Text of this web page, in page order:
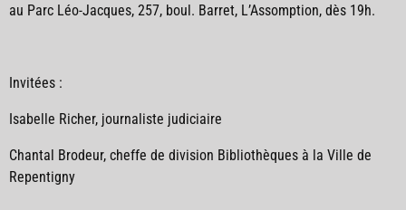
au Parc Léo-Jacques, 257, boul. Barret, L’Assomption, dès 19h.
Invitées :
Isabelle Richer, journaliste judiciaire
Chantal Brodeur, cheffe de division Bibliothèques à la Ville de
Repentigny